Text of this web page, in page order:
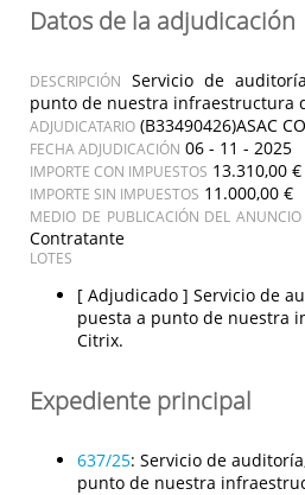
Datos de la adjudicación
DESCRIPCIÓN
Servicio de
punto de nuestra infraestructura
ADJUDICATARIO (B33490426)ASAC
FECHA ADJUDICACIÓN 06 - 11 - 2025
IMPORTE CON IMPUESTOS 13.310,00 €
IMPORTE SIN IMPUESTOS 11.000,00 €
MEDIO DE PUBLICACIÓN DEL ANUNCIO
Contratante
LOTES
[ Adjudicado ] Servicio de
puesta a punto de nuestra
Citrix.
Expediente principal
637/25: Servicio de
punto de nuestra